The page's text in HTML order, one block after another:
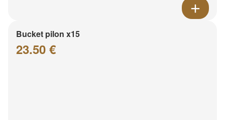
Bucket pilon x15
23.50 €